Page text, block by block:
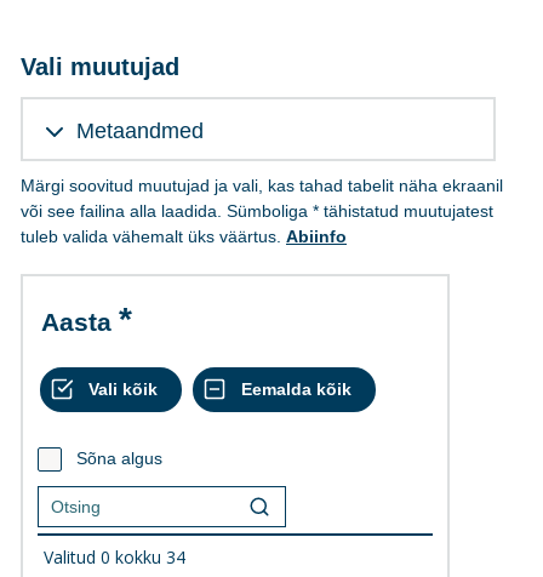
Vali muutujad
Metaandmed
Märgi soovitud muutujad ja vali, kas tahad tabelit näha ekraanil
või see failina alla laadida. Sümboliga * tähistatud muutujatest
tuleb valida vähemalt üks väärtus. Abiinfo
Aasta
Sõna algus
Valitud 0 kokku 34